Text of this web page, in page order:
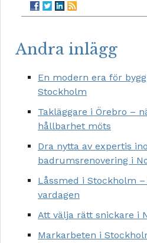
Andra inlägg
En modern era för
Stockholm
Takläggare i Örebro –
hållbarhet möts
Dra nytta av expertis
badrumsrenovering i
Låssmed i Stockholm
vardagen
Att välja rätt snickare i
Markarbeten i